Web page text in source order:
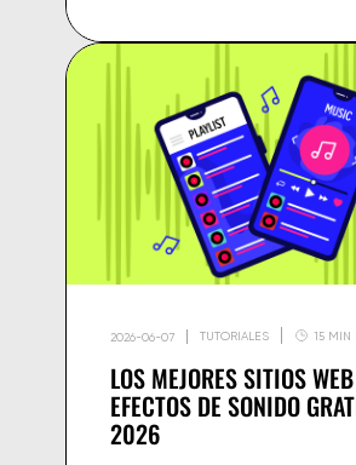
2026-06-07 TUTORIALES 15 MIN
LOS MEJORES SITIOS
EFECTOS DE SONIDO
2026